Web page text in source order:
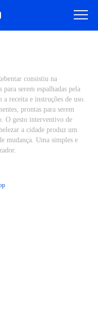
consistiu na
serem espalhadas pela
receita e instruções de uso.
prontas para serem
O gesto interventivo de
a cidade produz um
mudança. Uma simples e